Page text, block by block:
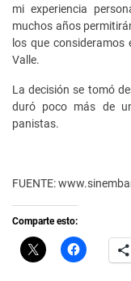
mi experiencia
muchos años
los que consideramos
Valle.
La decisión se tomó
duró poco más de
panistas.
FUENTE:
Comparte esto:
C
l
H
a